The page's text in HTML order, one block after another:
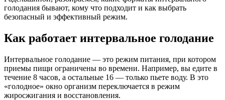
голодания бывают, кому что подходит и как выбрать
безопасный и эффективный режим.
Как работает интервальное голодание
Интервальное голодание — это режим питания, при котором
приемы пищи ограничены во времени. Например, вы едите в
течение 8 часов, а остальные 16 — только пьете воду. В это
«голодное» окно организм переключается в режим
жиросжигания и восстановления.